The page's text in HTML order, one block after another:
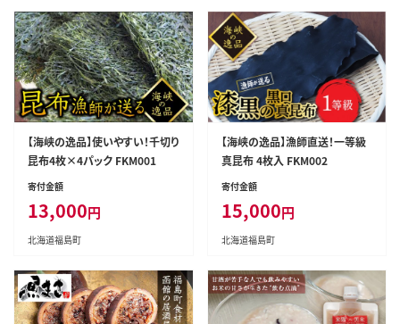
【海峡の逸品】使いやすい！千切り
昆布4枚×4パック FKM001
寄付金額
13,000円
北海道福島町
【海峡の逸品】漁師直送！一等級
真昆布 4枚入 FKM002
寄付金額
15,000円
北海道福島町